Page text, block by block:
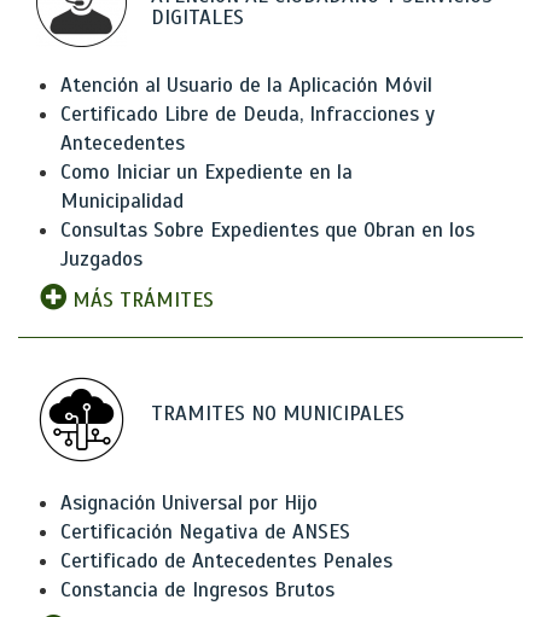
DIGITALES
Atención al Usuario de la Aplicación Móvil
Certificado Libre de Deuda, Infracciones y
Antecedentes
Como Iniciar un Expediente en la
Municipalidad
Consultas Sobre Expedientes que Obran en los
Juzgados
MÁS TRÁMITES
TRAMITES NO MUNICIPALES
Asignación Universal por Hijo
Certificación Negativa de ANSES
Certificado de Antecedentes Penales
Constancia de Ingresos Brutos